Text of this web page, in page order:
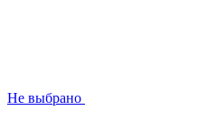
Не выбрано